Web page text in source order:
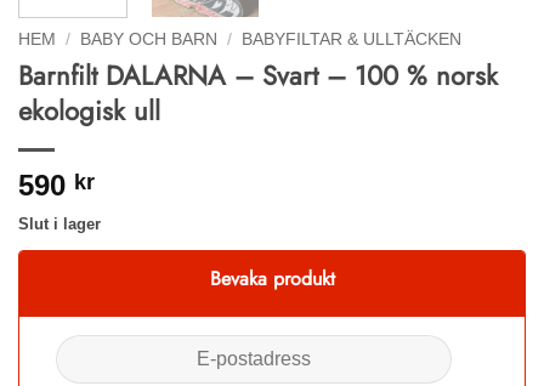
HEM / BABY OCH BARN / BABYFILTAR & ULLTÄCKEN
Barnfilt DALARNA – Svart – 100 % norsk
ekologisk ull
590 kr
Slut i lager
Bevaka produkt